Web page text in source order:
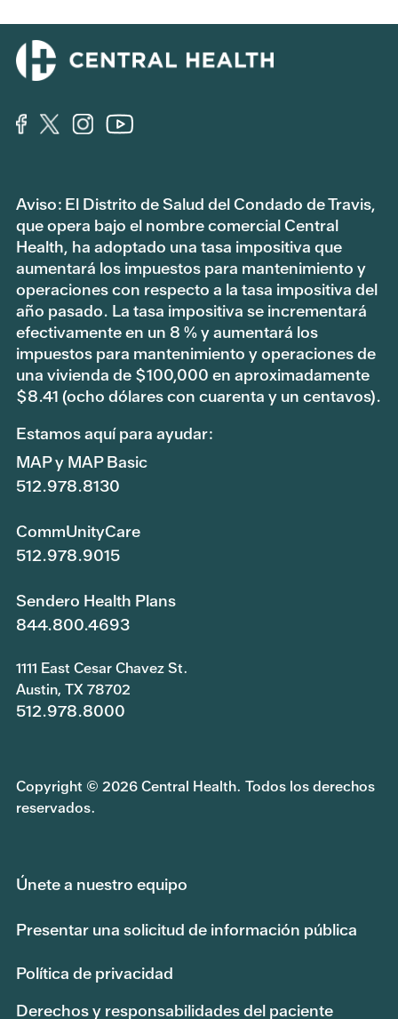
Aviso: El Distrito de Salud del Condado de Travis,
que opera bajo el nombre comercial Central
Health, ha adoptado una tasa impositiva que
aumentará los impuestos para mantenimiento y
operaciones con respecto a la tasa impositiva del
año pasado. La tasa impositiva se incrementará
efectivamente en un 8 % y aumentará los
impuestos para mantenimiento y operaciones de
una vivienda de $100,000 en aproximadamente
$8.41 (ocho dólares con cuarenta y un centavos).
Estamos aquí para ayudar:
MAP y MAP Basic
512.978.8130
CommUnityCare
512.978.9015
Sendero Health Plans
844.800.4693
1111 East Cesar Chavez St.
Austin, TX 78702
512.978.8000
Copyright © 2026 Central Health. Todos los derechos
reservados.
Únete a nuestro equipo
Presentar una solicitud de información pública
Política de privacidad
Derechos y responsabilidades del paciente